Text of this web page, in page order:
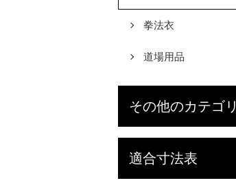
拳法衣
道場用品
その他のカテゴリ
適合寸法表